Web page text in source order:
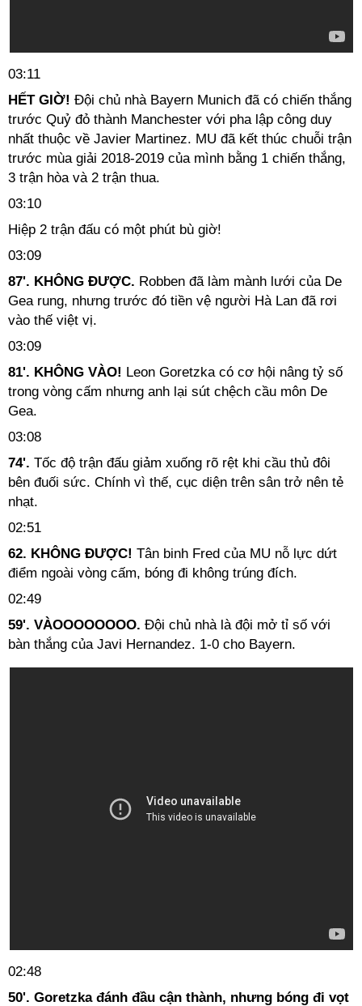
03:11
HẾT GIỜ! Đội chủ nhà Bayern Munich đã có chiến thắng
trước Quỷ đỏ thành Manchester với pha lập công duy
nhất thuộc về Javier Martinez. MU đã kết thúc chuỗi trận
trước mùa giải 2018-2019 của mình bằng 1 chiến thắng,
3 trận hòa và 2 trận thua.
03:10
Hiệp 2 trận đấu có một phút bù giờ!
03:09
87'. KHÔNG ĐƯỢC. Robben đã làm mành lưới của De
Gea rung, nhưng trước đó tiền vệ người Hà Lan đã rơi
vào thế việt vị.
03:09
81'. KHÔNG VÀO! Leon Goretzka có cơ hội nâng tỷ số
trong vòng cấm nhưng anh lại sút chệch cầu môn De
Gea.
03:08
74'. Tốc độ trận đấu giảm xuống rõ rệt khi cầu thủ đôi
bên đuối sức. Chính vì thế, cục diện trên sân trở nên tẻ
nhạt.
02:51
62. KHÔNG ĐƯỢC! Tân binh Fred của MU nỗ lực dứt
điểm ngoài vòng cấm, bóng đi không trúng đích.
02:49
59'. VÀOOOOOOOO. Đội chủ nhà là đội mở tỉ số với
bàn thắng của Javi Hernandez. 1-0 cho Bayern.
02:48
50'. Goretzka đánh đầu cận thành, nhưng bóng đi vọt